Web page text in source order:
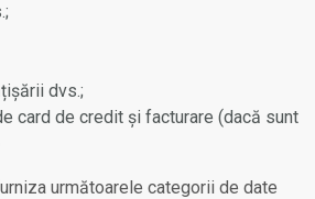
dvs.;
card de credit și facturare (dacă sunt
următoarele categorii de date